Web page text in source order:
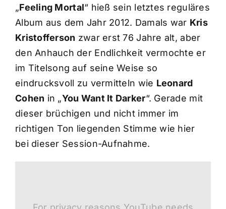
„Feeling Mortal“ hieß sein letztes reguläres
Album aus dem Jahr 2012. Damals war Kris
Kristofferson zwar erst 76 Jahre alt, aber
den Anhauch der Endlichkeit vermochte er
im Titelsong auf seine Weise so
eindrucksvoll zu vermitteln wie Leonard
Cohen in „You Want It Darker“. Gerade mit
dieser brüchigen und nicht immer im
richtigen Ton liegenden Stimme wie hier
bei dieser Session-Aufnahme.